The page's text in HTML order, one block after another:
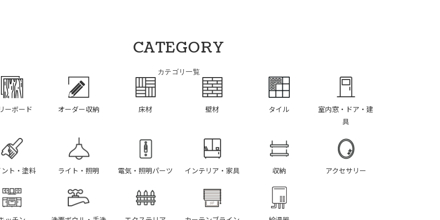
CATEGORY
カテゴリ一覧
ーボード オーダー収納 床材 壁材 タイル
室内窓・ドア・建
具
ト・塗料 ライト・照明 電気・照明パーツ インテリア・家具 収納 アクセサリー